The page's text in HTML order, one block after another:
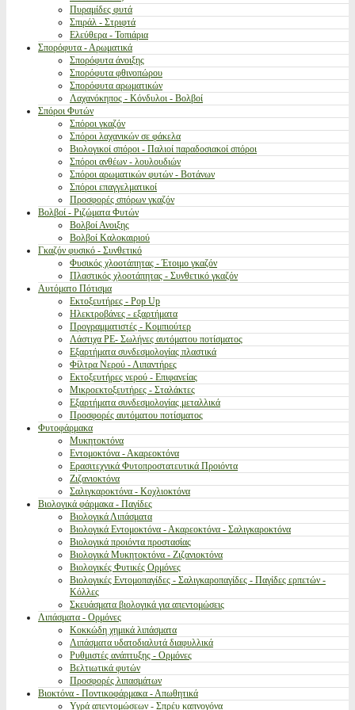
Πυραμίδες φυτά
Σπιράλ - Στριφτά
Ελεύθερα - Τοπιάρια
Σπορόφυτα - Αρωματικά
Σπορόφυτα άνοιξης
Σπορόφυτα φθινοπώρου
Σπορόφυτα αρωματικών
Λαχανόκηπος - Κόνδυλοι - Βολβοί
Σπόροι Φυτών
Σπόροι γκαζόν
Σπόροι λαχανικών σε φάκελα
Βιολογικοί σπόροι - Παλιοί παραδοσιακοί σπόροι
Σπόροι ανθέων - λουλουδιών
Σπόροι αρωματικών φυτών - Βοτάνων
Σπόροι επαγγελματικοί
Προσφορές σπόρων γκαζόν
Βολβοί - Ριζώματα Φυτών
Βολβοί Ανοιξης
Βολβοί Καλοκαιριού
Γκαζόν φυσικό - Συνθετικό
Φυσικός χλοοτάπητας - Έτοιμο γκαζόν
Πλαστικός χλοοτάπητας - Συνθετικό γκαζόν
Αυτόματο Πότισμα
Εκτοξευτήρες - Pop Up
Ηλεκτροβάνες - εξαρτήματα
Προγραμματιστές - Κομπιούτερ
Λάστιχα PE- Σωλήνες αυτόματου ποτίσματος
Εξαρτήματα συνδεσμολογίας πλαστικά
Φίλτρα Νερού - Λιπαντήρες
Εκτοξευτήρες νερού - Επιφανείας
Μικροεκτοξευτήρες - Σταλάκτες
Εξαρτήματα συνδεσμολογίας μεταλλικά
Προσφορές αυτόματου ποτίσματος
Φυτοφάρμακα
Μυκητοκτόνα
Εντομοκτόνα - Ακαρεοκτόνα
Ερασιτεχνικά Φυτοπροστατευτικά Προιόντα
Ζιζανιοκτόνα
Σαλιγκαροκτόνα - Κοχλιοκτόνα
Βιολογικά φάρμακα - Παγίδες
Βιολογικά Λιπάσματα
Βιολογικά Εντομοκτόνα - Ακαρεοκτόνα - Σαλιγκαροκτόνα
Βιολογικά προιόντα προστασίας
Βιολογικά Μυκητοκτόνα - Ζιζανιοκτόνα
Βιολογικές Φυτικές Ορμόνες
Βιολογικές Εντομοπαγίδες - Σαλιγκαροπαγίδες - Παγίδες ερπετών -
Κόλλες
Σκευάσματα βιολογικά για απεντομώσεις
Λιπάσματα - Ορμόνες
Κοκκώδη χημικά λιπάσματα
Λιπάσματα υδατοδιαλυτά διαφυλλικά
Ρυθμιστές ανάπτυξης - Ορμόνες
Βελτιωτικά φυτών
Προσφορές λιπασμάτων
Βιοκτόνα - Ποντικοφάρμακα - Απωθητικά
Υγρά απεντομώσεων - Σπρέυ καπνογόνα